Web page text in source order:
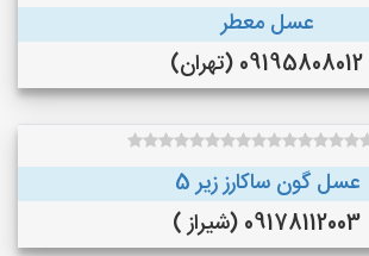
عسل معطر
09195808012 (تهران)
عسل گون ساکارز زیر 5
09178112003 (شیراز )